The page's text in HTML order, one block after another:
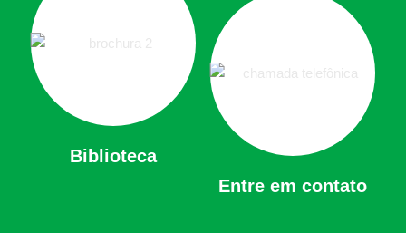
Biblioteca
Entre em contato